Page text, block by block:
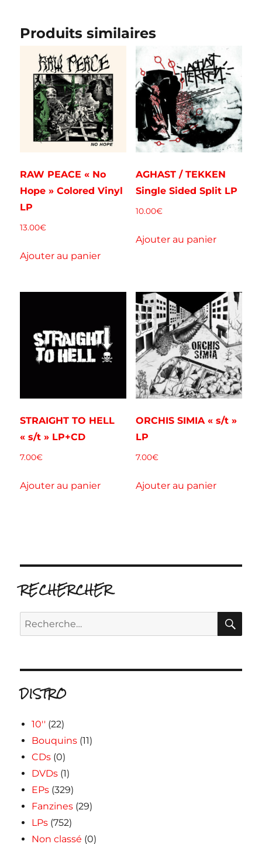
Produits similaires
RAW PEACE « No
Hope » Colored Vinyl
LP
13.00€
Ajouter au panier
AGHAST / TEKKEN
Single Sided Split LP
10.00€
Ajouter au panier
STRAIGHT TO HELL
« s/t » LP+CD
7.00€
Ajouter au panier
ORCHIS SIMIA « s/t »
LP
7.00€
Ajouter au panier
RECHERCHER
Recherche
pour :
DISTRO
10'' (22)
Bouquins (11)
CDs (0)
DVDs (1)
EPs (329)
Fanzines (29)
LPs (752)
Non classé (0)